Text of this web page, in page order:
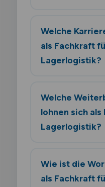
Welche
als Fachkraft
Lagerlogistik?
Welche
lohnen sich
Lagerlogistik?
Wie ist die
als Fachkraft